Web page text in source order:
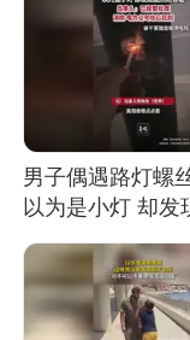
男子偶遇路灯螺
以为是小灯 却发
燃香烟 当事人：
处理